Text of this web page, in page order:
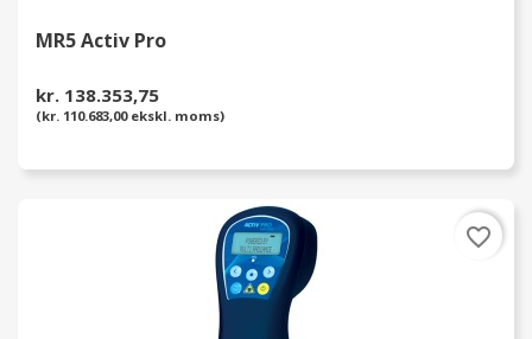
MR5 Activ Pro
kr. 138.353,75
(kr. 110.683,00 ekskl. moms)
favorite_border